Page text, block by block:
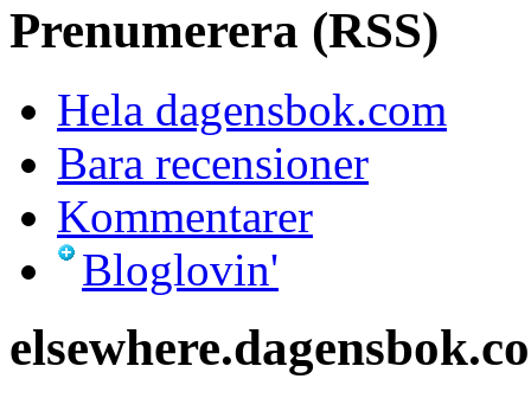
Prenumerera (RSS)
Hela dagensbok.com
Bara recensioner
Kommentarer
Bloglovin'